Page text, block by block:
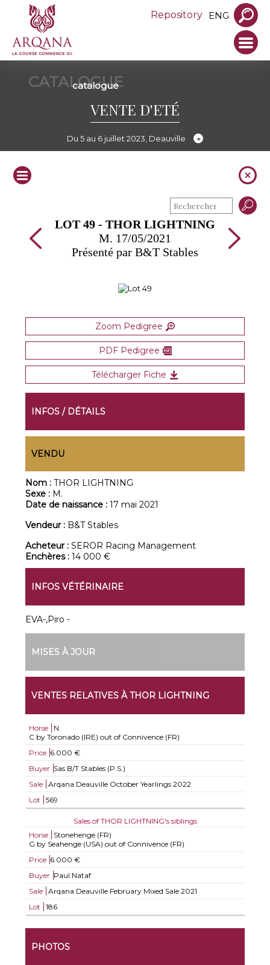
Repository ENG
CATALOGUE
catalogue
VENTE D'ETÉ
Du 5 au 6 juillet 2023, Deauville
LOT 49 - THOR LIGHTNING
M. 17/05/2021
Présenté par B&T Stables
Zoom Pedigree
PDF Pedigree
Télécharger Fiche
INFOS / DÉTAILS
VENDU
Nom :THOR LIGHTNING
Sexe : M.
Date de naissance :17 mai 2021
Vendeur : B&T Stables
Acheteur :SEROR Racing Management
Enchères :14 000 €
INFOS VÉTÉRINAIRE
EVA-,Piro -
MISES À JOUR
VENTES RELATIVES À THOR LIGHTNING
Horse
N.
C by Toronado (IRE) out of Connivence (FR)
Price 6.000 €
Buyer Sas B/T Stables (P.S.)
Sale
Arqana Deauville October Yearlings 2022
Lot
569
Sales of THOR LIGHTNING's siblings
Horse
Stonehenge (FR)
G by Seahenge (USA) out of Connivence (FR)
Price 6.000 €
Buyer Paul Nataf
Sale
Arqana Deauville February Mixed Sale 2021
Lot
186
PHOTOS